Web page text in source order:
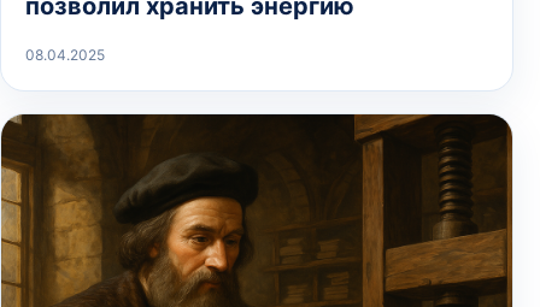
позволил хранить энергию
08.04.2025